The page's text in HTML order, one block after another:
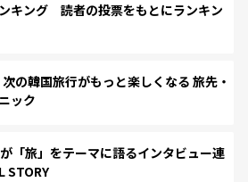
キング 読者の投票をもとにランキン
の韓国旅行がもっと楽しくなる 旅先・
ック
「旅」をテーマに語るインタビュー連
STORY